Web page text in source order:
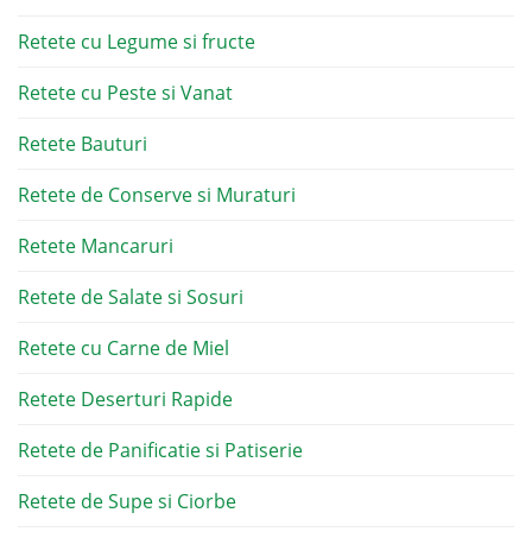
Retete cu Legume si fructe
Retete cu Peste si Vanat
Retete Bauturi
Retete de Conserve si Muraturi
Retete Mancaruri
Retete de Salate si Sosuri
Retete cu Carne de Miel
Retete Deserturi Rapide
Retete de Panificatie si Patiserie
Retete de Supe si Ciorbe